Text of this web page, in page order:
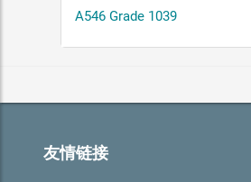
A546 Grade 1039
友情链接